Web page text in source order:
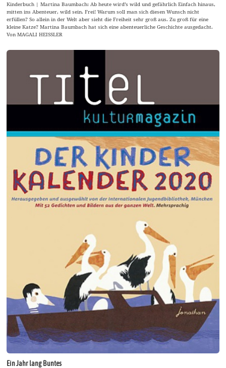
Kinderbuch | Martina Baumbach: Ab heute wird’s wild und gefährlich Einfach hinaus,
mitten ins Abenteuer, wild sein. Frei! Warum soll man sich diesen Wunsch nicht
erfüllen? So allein in der Welt aber sieht die Freiheit sehr groß aus. Zu groß für eine
kleine Katze? Martina Baumbach hat sich eine abenteuerliche Geschichte ausgedacht.
Von MAGALI HEISSLER
Ein Jahr lang Buntes